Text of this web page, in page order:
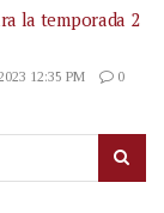
la temporada 2
12:35 PM 0